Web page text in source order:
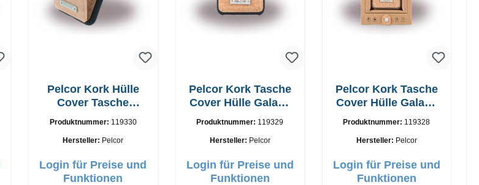
Pelcor Kork Hülle
Cover Tasche
Produktnummer: 119330
Hersteller: Pelcor
Login für Preise und
Funktionen
Pelcor Kork Tasche
Cover Hülle Galaxy
Produktnummer: 119329
Hersteller: Pelcor
Login für Preise und
Funktionen
Pelcor Kork Tasche
Cover Hülle Galaxy
Produktnummer: 119328
Hersteller: Pelcor
Login für Preise und
Funktionen